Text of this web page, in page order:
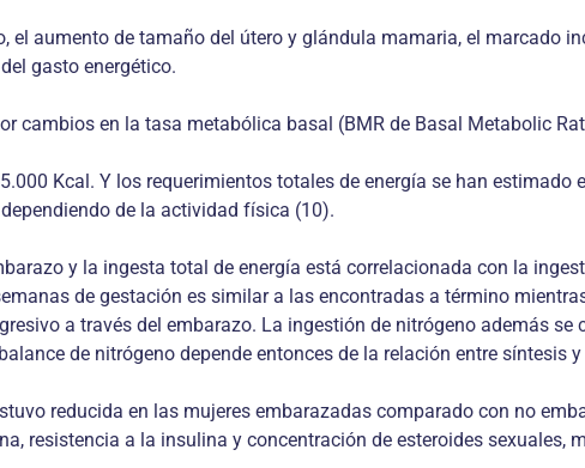
el aumento de tamaño del útero y glándula mamaria, el marcado
gasto energético.
cambios en la tasa metabólica basal (BMR de Basal Metabolic
Kcal. Y los requerimientos totales de energía se han estimado
de la actividad física (10).
y la ingesta total de energía está correlacionada con la
de gestación es similar a las encontradas a término
a través del embarazo. La ingestión de nitrógeno además se
de nitrógeno depende entonces de la relación entre síntesis
reducida en las mujeres embarazadas comparado con no
resistencia a la insulina y concentración de esteroides sexuales,